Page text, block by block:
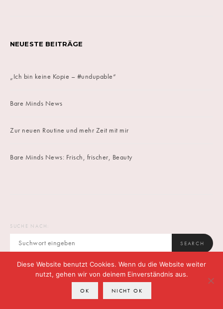
NEUESTE BEITRÄGE
„Ich bin keine Kopie – #undupable“
Bare Minds News
Zur neuen Routine und mehr Zeit mit mir
Bare Minds News: Frisch, frischer, Beauty
SUCHE NACH:
SEARCH
Diese Website benutzt Cookies. Wenn du die Website weiter
nutzt, gehen wir von deinem Einverständnis aus.
OK NICHT OK